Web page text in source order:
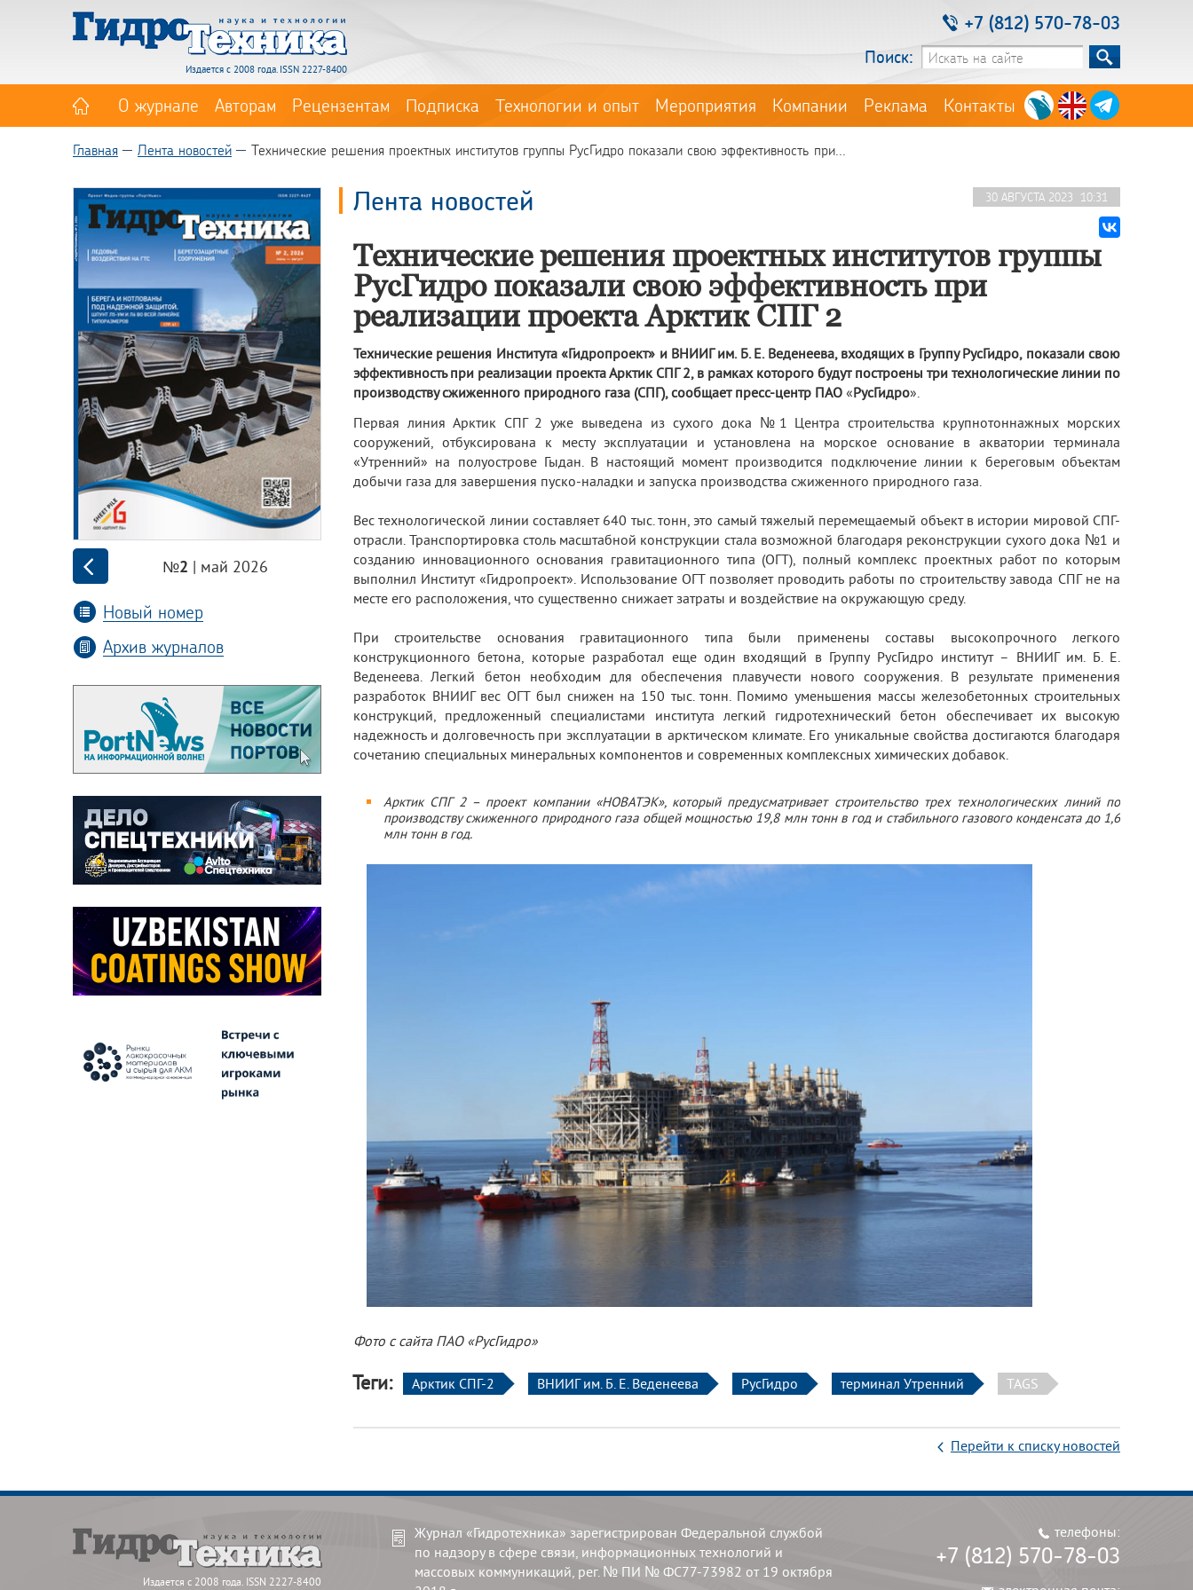
Издается с 2008 года. ISSN 2227-8400
+7 (812) 570-78-03
Поиск:
О журнале Авторам Рецензентам Подписка Технологии и опыт Мероприятия Компании Реклама Контакты
Главная Лента новостей Технические решения проектных институтов группы РусГидро показали свою эффективность при...
№2 | май 2026
Новый номер
Архив журналов
30 АВГУСТА 2023 10:31
Лента новостей
Технические решения проектных институтов группы
РусГидро показали свою эффективность при
реализации проекта Арктик СПГ 2
Технические решения Института «Гидропроект» и ВНИИГ им. Б. Е. Веденеева, входящих в Группу РусГидро, показали свою
эффективность при реализации проекта Арктик СПГ 2, в рамках которого будут построены три технологические линии по
производству сжиженного природного газа (СПГ), сообщает пресс-центр ПАО «РусГидро».
Первая линия Арктик СПГ 2 уже выведена из сухого дока №1 Центра строительства крупнотоннажных морских
сооружений, отбуксирована к месту эксплуатации и установлена на морское основание в акватории терминала
«Утренний» на полуострове Гыдан. В настоящий момент производится подключение линии к береговым объектам
добычи газа для завершения пуско-наладки и запуска производства сжиженного природного газа.
Вес технологической линии составляет 640 тыс. тонн, это самый тяжелый перемещаемый объект в истории мировой СПГ-
отрасли. Транспортировка столь масштабной конструкции стала возможной благодаря реконструкции сухого дока №1 и
созданию инновационного основания гравитационного типа (ОГТ), полный комплекс проектных работ по которым
выполнил Институт «Гидропроект». Использование ОГТ позволяет проводить работы по строительству завода СПГ не на
месте его расположения, что существенно снижает затраты и воздействие на окружающую среду.
При строительстве основания гравитационного типа были применены составы высокопрочного легкого
конструкционного бетона, которые разработал еще один входящий в Группу РусГидро институт – ВНИИГ им. Б. Е.
Веденеева. Легкий бетон необходим для обеспечения плавучести нового сооружения. В результате применения
разработок ВНИИГ вес ОГТ был снижен на 150 тыс. тонн. Помимо уменьшения массы железобетонных строительных
конструкций, предложенный специалистами института легкий гидротехнический бетон обеспечивает их высокую
надежность и долговечность при эксплуатации в арктическом климате. Его уникальные свойства достигаются благодаря
сочетанию специальных минеральных компонентов и современных комплексных химических добавок.
Арктик СПГ 2 – проект компании «НОВАТЭК», который предусматривает строительство трех технологических линий по
производству сжиженного природного газа общей мощностью 19,8 млн тонн в год и стабильного газового конденсата до 1,6
млн тонн в год.
Фото с сайта ПАО «РусГидро»
Теги: Арктик СПГ-2 ВНИИГ им. Б. Е. Веденеева РусГидро терминал Утренний TAGS
Перейти к списку новостей
Издается с 2008 года. ISSN 2227-8400
Журнал «Гидротехника» зарегистрирован Федеральной службой
по надзору в сфере связи, информационных технологий и
массовых коммуникаций, рег. № ПИ № ФС77-73982 от 19 октября
телефоны:
+7 (812) 570-78-03